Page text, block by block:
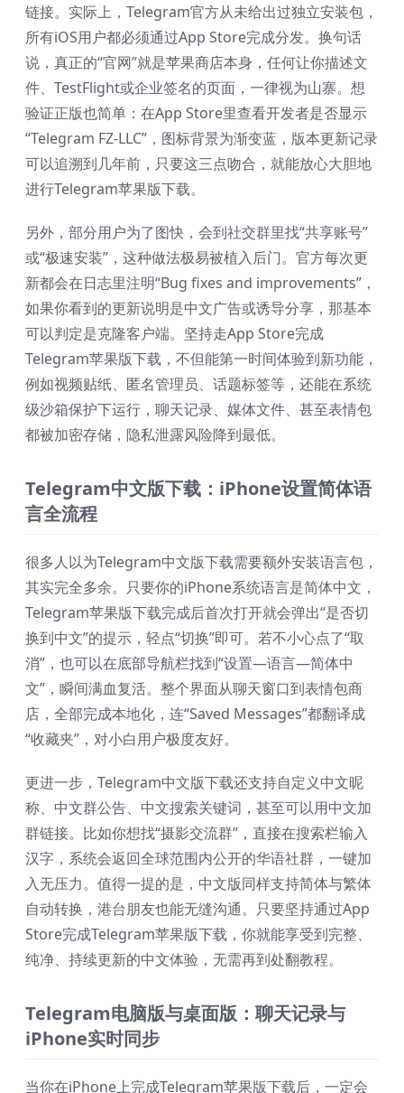
链接。实际上，Telegram官方从未给出过独立安装包，
所有iOS用户都必须通过App Store完成分发。换句话
说，真正的“官网”就是苹果商店本身，任何让你描述文
件、TestFlight或企业签名的页面，一律视为山寨。想
验证正版也简单：在App Store里查看开发者是否显示
“Telegram FZ-LLC”，图标背景为渐变蓝，版本更新记录
可以追溯到几年前，只要这三点吻合，就能放心大胆地
进行Telegram苹果版下载。
另外，部分用户为了图快，会到社交群里找“共享账号”
或“极速安装”，这种做法极易被植入后门。官方每次更
新都会在日志里注明“Bug fixes and improvements”，
如果你看到的更新说明是中文广告或诱导分享，那基本
可以判定是克隆客户端。坚持走App Store完成
Telegram苹果版下载，不但能第一时间体验到新功能，
例如视频贴纸、匿名管理员、话题标签等，还能在系统
级沙箱保护下运行，聊天记录、媒体文件、甚至表情包
都被加密存储，隐私泄露风险降到最低。
Telegram中文版下载：iPhone设置简体语
言全流程
很多人以为Telegram中文版下载需要额外安装语言包，
其实完全多余。只要你的iPhone系统语言是简体中文，
Telegram苹果版下载完成后首次打开就会弹出“是否切
换到中文”的提示，轻点“切换”即可。若不小心点了“取
消”，也可以在底部导航栏找到“设置—语言—简体中
文”，瞬间满血复活。整个界面从聊天窗口到表情包商
店，全部完成本地化，连“Saved Messages”都翻译成
“收藏夹”，对小白用户极度友好。
更进一步，Telegram中文版下载还支持自定义中文昵
称、中文群公告、中文搜索关键词，甚至可以用中文加
群链接。比如你想找“摄影交流群”，直接在搜索栏输入
汉字，系统会返回全球范围内公开的华语社群，一键加
入无压力。值得一提的是，中文版同样支持简体与繁体
自动转换，港台朋友也能无缝沟通。只要坚持通过App
Store完成Telegram苹果版下载，你就能享受到完整、
纯净、持续更新的中文体验，无需再到处翻教程。
Telegram电脑版与桌面版：聊天记录与
iPhone实时同步
当你在iPhone上完成Telegram苹果版下载后，一定会